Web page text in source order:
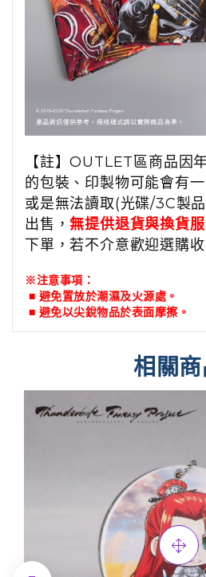
【註】OUTLET區商品因
的包裝、印製物可能會有
或是無法讀取(光碟/3C製
出售，無提供退貨與換貨
下單，若不介意歡迎選購收
※注意事項：
■ 避免置放於潮濕及火源處。
■ 避免以尖銳物品於表面摩擦。
相關